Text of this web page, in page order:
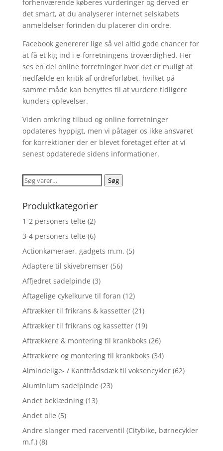
forhenværende køberes vurderinger og derved er
det smart, at du analyserer internet selskabets
anmeldelser forinden du placerer din ordre.
Facebook genererer lige så vel altid gode chancer for
at få et kig ind i e-forretningens troværdighed. Her
ses en del online forretninger hvor det er muligt at
nedfælde en kritik af ordreforløbet, hvilket på
samme måde kan benyttes til at vurdere tidligere
kunders oplevelser.
Viden omkring tilbud og online forretninger
opdateres hyppigt, men vi påtager os ikke ansvaret
for korrektioner der er blevet foretaget efter at vi
senest opdaterede sidens informationer.
Søg
Søg
Produktkategorier
1-2 personers telte (2)
3-4 personers telte (6)
Actionkameraer, gadgets m.m. (5)
Adaptere til skivebremser (56)
Affjedret sadelpinde (3)
Aftagelige cykelkurve til foran (12)
Aftrækker til frikrans & kassetter (21)
Aftrækker til frikrans og kassetter (19)
Aftrækkere & montering til krankboks (26)
Aftrækkere og montering til krankboks (34)
Almindelige- / Kanttrådsdæk til voksencykler (62)
Aluminium sadelpinde (23)
Andet beklædning (13)
Andet olie (5)
Andre slanger med racerventil (Citybike, børnecykler
m.f.) (8)